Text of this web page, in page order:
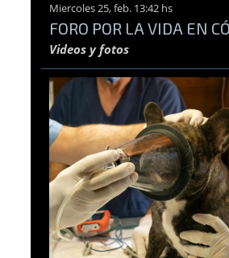
Miercoles 25, feb. 13:42 hs
FORO POR LA VIDA EN
Videos y fotos